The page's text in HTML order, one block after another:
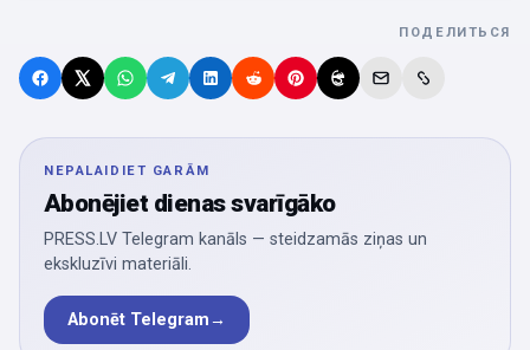
ПОДЕЛИТЬСЯ
NEPALAIDIET GARĀM
Abonējiet dienas svarīgāko
PRESS.LV Telegram kanāls — steidzamās ziņas un
ekskluzīvi materiāli.
Abonēt Telegram→